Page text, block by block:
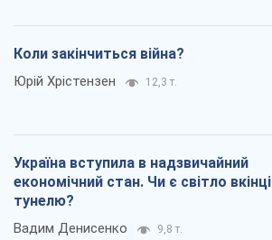
Коли закінчиться війна?
Юрій Хрістензен 12,3 т.
Україна вступила в надзвичайний
економічний стан. Чи є світло вкінці
тунелю?
Вадим Денисенко 9,8 т.